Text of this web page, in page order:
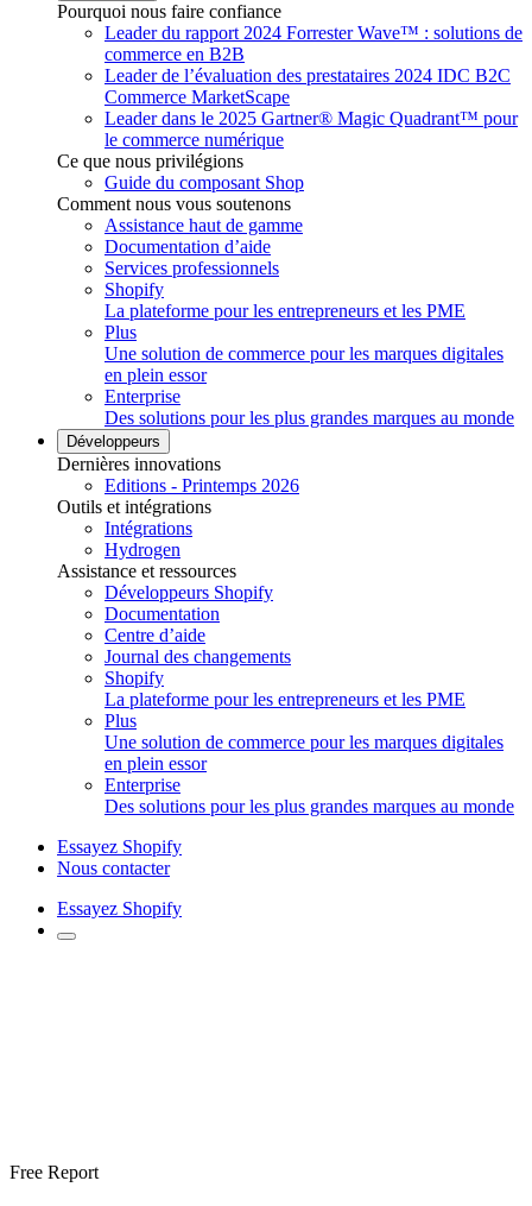
Pourquoi nous faire confiance
Leader du rapport 2024 Forrester Wave™ : solutions de
commerce en B2B
Leader de l’évaluation des prestataires 2024 IDC B2C
Commerce MarketScape
Leader dans le 2025 Gartner® Magic Quadrant™ pour
le commerce numérique
Ce que nous privilégions
Guide du composant Shop
Comment nous vous soutenons
Assistance haut de gamme
Documentation d’aide
Services professionnels
Shopify
La plateforme pour les entrepreneurs et les PME
Plus
Une solution de commerce pour les marques digitales
en plein essor
Enterprise
Des solutions pour les plus grandes marques au monde
Développeurs
Dernières innovations
Editions - Printemps 2026
Outils et intégrations
Intégrations
Hydrogen
Assistance et ressources
Développeurs Shopify
Documentation
Centre d’aide
Journal des changements
Shopify
La plateforme pour les entrepreneurs et les PME
Plus
Une solution de commerce pour les marques digitales
en plein essor
Enterprise
Des solutions pour les plus grandes marques au monde
Essayez Shopify
Nous contacter
Essayez Shopify
Free Report